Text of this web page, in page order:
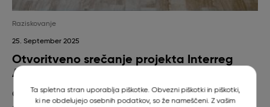
Raziskovanje
25. September 2025
Otvoritveno srečanje projekta Interreg
AVIATOR
Otvoritvena konferenca projekta »Prilagajanje in povečana
Ta spletna stran uporablja piškotke. Obvezni piškotki in piškotki,
ki ne obdelujejo osebnih podatkov, so že nameščeni. Z vašim